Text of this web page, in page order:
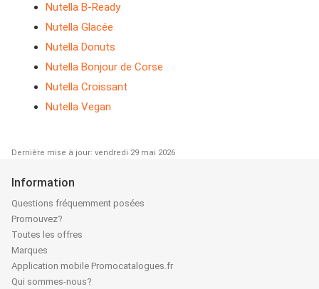
Nutella B-Ready
Nutella Glacée
Nutella Donuts
Nutella Bonjour de Corse
Nutella Croissant
Nutella Vegan
Dernière mise à jour: vendredi 29 mai 2026
Information
Questions fréquemment posées
Promouvez?
Toutes les offres
Marques
Application mobile Promocatalogues.fr
Qui sommes-nous?